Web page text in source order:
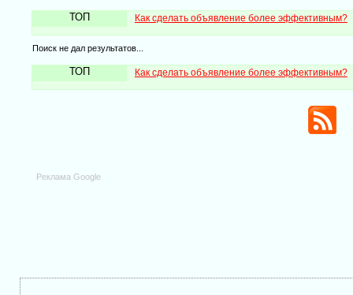
ТОП Как сделать объявление более эффективным?
Поиск не дал результатов...
ТОП Как сделать объявление более эффективным?
Реклама Google